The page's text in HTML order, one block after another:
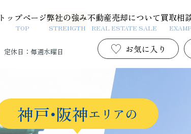
トップページ
TOP
弊社の強み
STRENGTH
不動産売却について
REAL ESTATE SALE
買取相
定休日：毎週水曜日 お気に入り
神戸・阪神エリアの